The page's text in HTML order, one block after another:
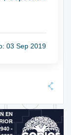
03 Sep 2019
EN
-